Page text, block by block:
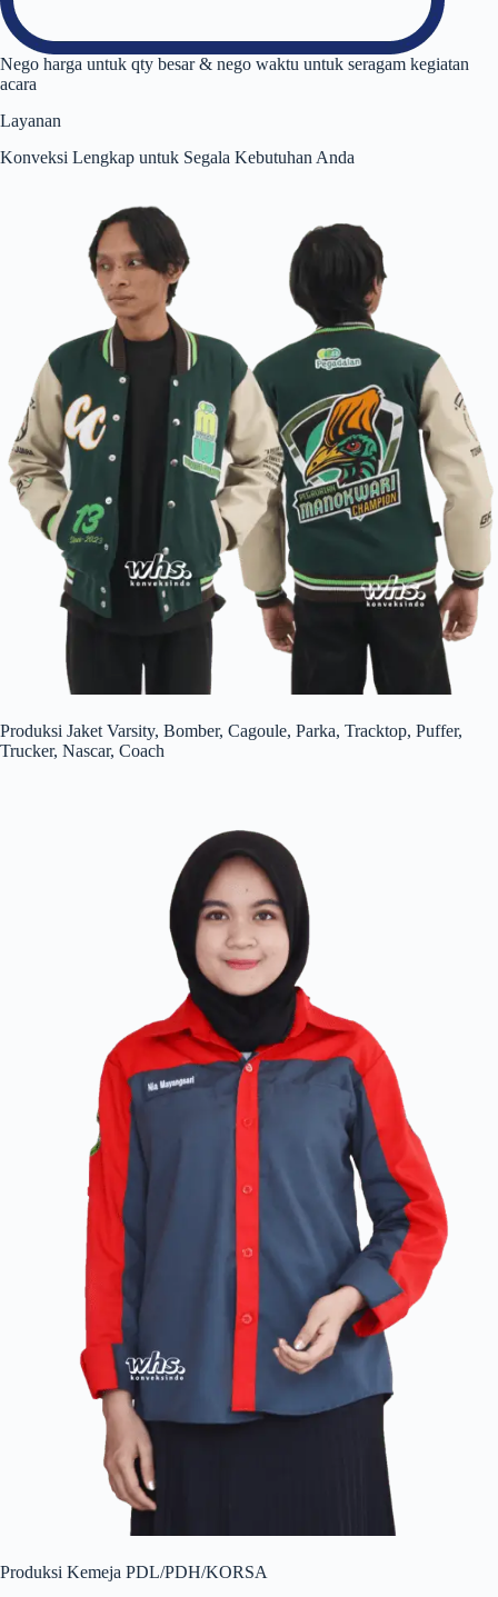
Nego harga untuk qty besar & nego waktu untuk seragam kegiatan
acara
Layanan
Konveksi Lengkap untuk Segala Kebutuhan Anda
Produksi Jaket Varsity, Bomber, Cagoule, Parka, Tracktop, Puffer,
Trucker, Nascar, Coach
Produksi Kemeja PDL/PDH/KORSA